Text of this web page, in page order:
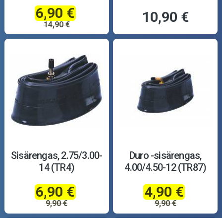
6,90 €
14,90 € 10,90 €
Sisärengas, 2.75/3.00-
14 (TR4)
6,90 €
9,90 €
Duro -sisärengas,
4.00/4.50-12 (TR87)
4,90 €
9,90 €